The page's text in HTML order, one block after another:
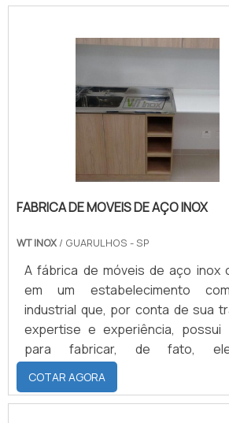
positiva possível.Embora não
instalação do equipamento se dê
construção civil. A importância do
em aço inoxPromo.
FABRICA DE MOVEIS DE AÇO INOX
WT INOX / GUARULHOS - SP
A fábrica de móveis de aço inox
em um estabelecimento
industrial que, por conta de sua
expertise e experiência, possui
para fabricar, de fato,
resistentes às intempéries e às
instalações de bactérias e
microrganismos de origens
COTAR AGORA